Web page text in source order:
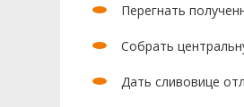
Перегнать
Собрать
Дать сливовице